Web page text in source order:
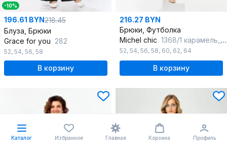
-10%
196.61 BYN218.45
Блуза, Брюки
Grace for you 282
52, 54, 56, 58
В корзину
216.27 BYN
Брюки, Футболка
Michel chic 1368/1 карамель_синий
52, 54, 56, 58, 60, 62, 64
В корзину
Каталог Избранное Главная Корзина Профиль